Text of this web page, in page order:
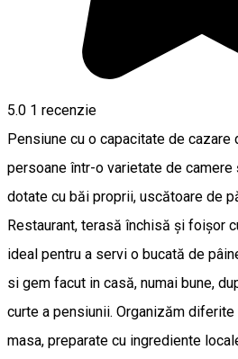
5.0 1 recenzie
Pensiune cu o capacitate de cazare
persoane într-o varietate de camere
dotate cu băi proprii, uscătoare de
Restaurant, terasă închisă și foișor
ideal pentru a servi o bucată de
si gem facut in casă, numai bune,
curte a pensiunii. Organizăm
masa, preparate cu ingrediente